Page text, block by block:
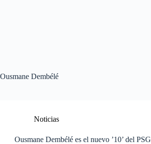
Ousmane Dembélé
Noticias
Ousmane Dembélé es el nuevo ’10’ del PSG